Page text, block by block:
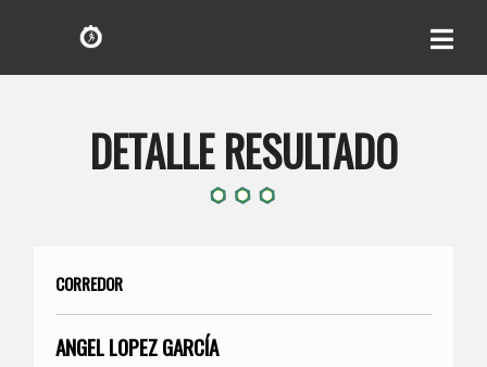
DETALLE RESULTADO
CORREDOR
ANGEL LOPEZ GARCÍA